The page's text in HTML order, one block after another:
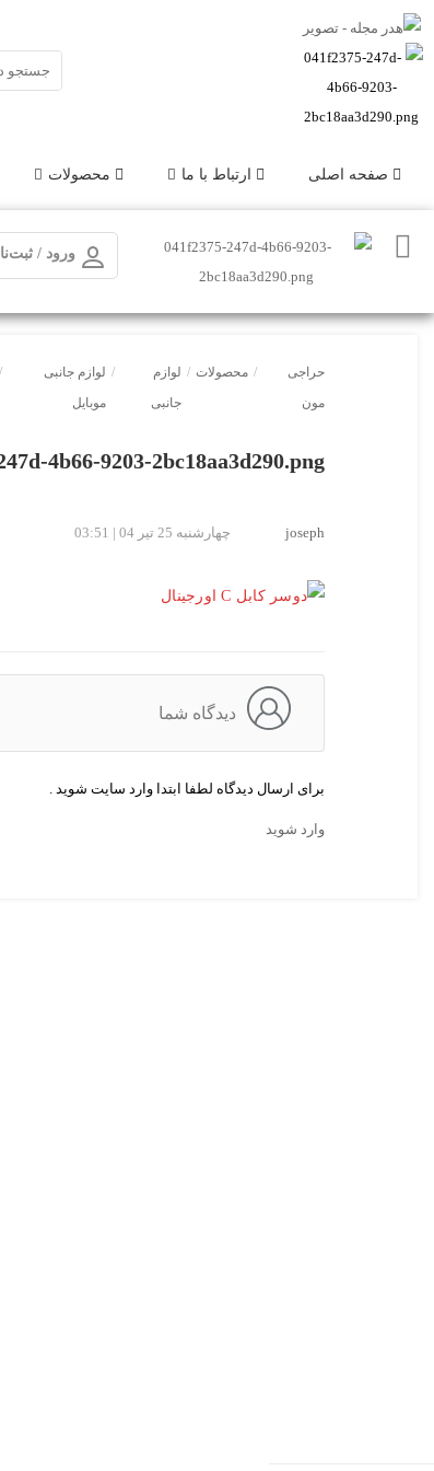
صفحه اصلی ارتباط با ما محصولات
ورود /
حراجی
مون
/ محصولات / لوازم
جانبی
/ لوازم جانبی
موبایل
/
4b66-9203-2bc18aa3d290.png
joseph چهارشنبه 25 تیر 04 | 03:51
دیدگاه شما
برای ارسال دیدگاه لطفا ابتدا وارد سایت شوید .
وارد شوید